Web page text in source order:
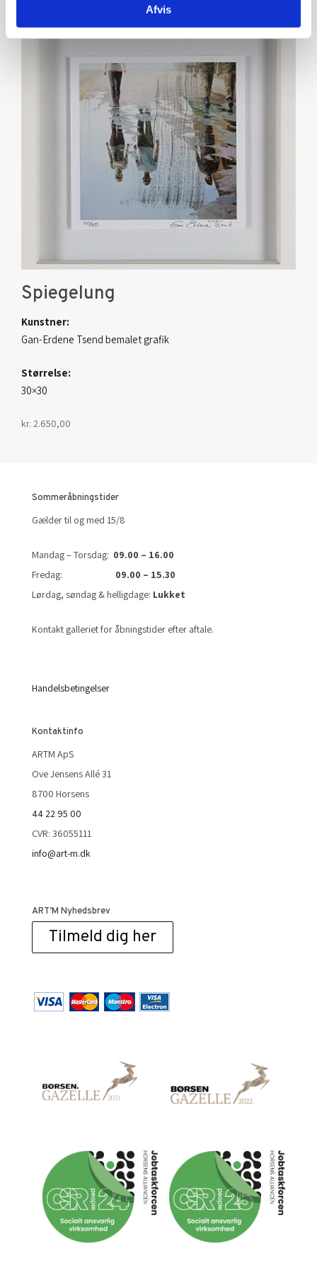
Afvis
Spiegelung
Kunstner:
Gan-Erdene Tsend bemalet grafik
Størrelse:
30×30
kr. 2.650,00
Sommeråbningstider
Gælder til og med 15/8
Mandag – Torsdag: 09.00 – 16.00
Fredag: 09.00 – 15.30
Lørdag, søndag & helligdage: Lukket
Kontakt galleriet for åbningstider efter aftale.
Handelsbetingelser
Kontaktinfo
ARTM ApS
Ove Jensens Allé 31
8700 Horsens
44 22 95 00
CVR: 36055111
info@art-m.dk
ART’M Nyhedsbrev
Tilmeld dig her